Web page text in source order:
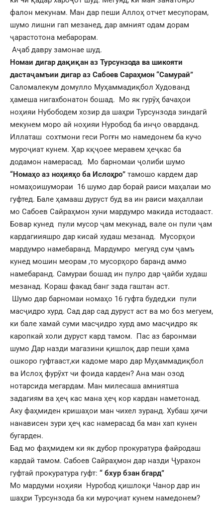
фалон мекунам. Ман дар пеши Аллоҳ отчет месупорам,
шумо лишни гап мезанед, дар амният одам дорам
ҷарастотона мебарорам.
Аҷаб давру замонае шуд.
Номаи дигар дақиқан аз Турсунзода ва шикояти
дастаҷамъии дигар аз Сабоев Сараҳмон “Самурай”
Саломалекум домулло Муҳаммадиқбол Худованд
ҳамеша нигахбонатон бошад. Мо як гурӯҳ бачаҳои
ноҳияи Нубободем хозир да шаҳри Турсунзода зиндагӣ
мекунем моро ай ноҳияи Нуробод ба инҷо оварданд.
Иллаташ сохтмони геси Рогғн мо намедонем ба кучо
муроҷиат кунем. Ҳар кқҷоее меравем ҳеҷкас ба
додамон намерасад. Мо барномаи ҷолиби шумо
“Номаҳо аз ноҳияҳо ба Ислоҳро” тамошо кардем дар
номаҳоишумораи 16 шумо дар борай раиси маҳалаи мо
гуфтед. Бале ҳамааш дуруст буд ва ин раиси маҳаллаи
мо Сабоев Сайраҳмон хуни мардумро макида истодааст.
Бовар кунед пули мусор ҷам мекунад, вале он пули ҷам
кардагиияшро дар кисай худаш мезанад. Мусорҳои
мардумро намебаранд. Мардумро мегуяд сум ҷамъ
кунед мошин меорам ,то мусорҳоро баранд аммо
намебаранд. Самураи бошад ин пулро дар ҷайби худаш
мезанад. Кораш факад банг зада гаштан аст.
Шумо дар барномаи номаҳо 16 гуфта будед,ки пули
масҷидро хурд. Сад дар сад дуруст аст ва мо боз мегуем,
ки бале хамай суми масҷидро хурд амо масҷидро як
каропкай холи дуруст кард тамом. Пас аз баронмаи
шумо Дар назди магазини қишлоқ дар пеши ҳама
ошкоро гуфтааст,ки кадоме маро дар Муҳаммадиқбол
ва Ислоҳ фурӯхт чи фоида карден? Ана ман озод
нотарсида мегардам. Ман милесаша амниятша
задагиям ва ҳеҷ кас мана ҳеҷ кор кардан наметонад.
Аку фаҳмиден кришаҳои ман чихел зуранд. Хубаш ҳичи
нанависен зури ҳеҷ кас намерасад ба ман хап кунен
бугарден.
Бад мо фаҳмидем ки як дубор прокуратура файродаш
кардай тамом. Сабоев Сайраҳмон дар назди Ҷурахон
гуфтай прокуратура гуфт: “ бхур бзан бгард”
Мо мардуми ноҳияи Нуробод қишлоқи Чанор дар ин
шаҳри Турсунзода ба ки муроҷиат кунем намедонем?